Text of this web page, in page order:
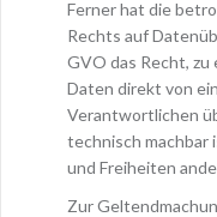
Ferner hat die
Rechts auf
GVO das Recht,
Daten direkt von
Verantwortlichen
technisch machbar
und Freiheiten
Zur